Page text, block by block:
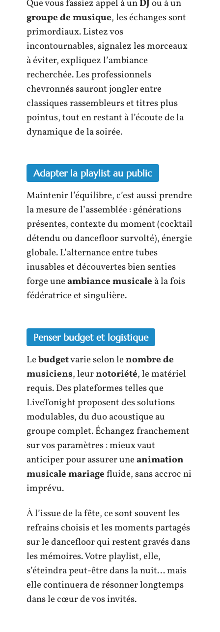
Que vous fassiez appel à unDJou à un
groupe de musique, les échanges sont
primordiaux. Listez vos
incontournables, signalez les morceaux
à éviter, expliquez l’ambiance
recherchée. Les professionnels
chevronnés sauront jongler entre
classiques rassembleurs et titres plus
pointus, tout en restant à l’écoute de la
dynamique de la soirée.
Adapter la playlist au public
Maintenir l’équilibre, c’est aussi prendre
la mesure de l’assemblée : générations
présentes, contexte du moment (cocktail
détendu ou dancefloor survolté), énergie
globale. L’alternance entre tubes
inusables et découvertes bien senties
forge uneambiance musicale à la fois
fédératrice et singulière.
Penser budget et logistique
Lebudgetvarie selon lenombre de
musiciens, leurnotoriété, le matériel
requis. Des plateformes telles que
LiveTonight proposent des solutions
modulables, du duo acoustique au
groupe complet. Échangez franchement
sur vos paramètres : mieux vaut
anticiper pour assurer uneanimation
musicale mariagefluide, sans accroc ni
imprévu.
À l’issue de la fête, ce sont souvent les
refrains choisis et les moments partagés
sur le dancefloor qui restent gravés dans
les mémoires. Votre playlist, elle,
s’éteindra peut-être dans la nuit… mais
elle continuera de résonner longtemps
dans le cœur de vos invités.